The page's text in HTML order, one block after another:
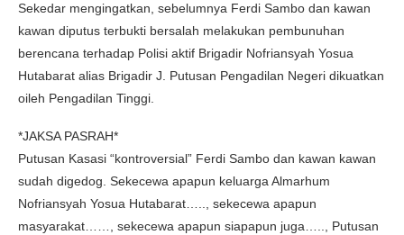
Sekedar mengingatkan, sebelumnya Ferdi Sambo dan kawan
kawan diputus terbukti bersalah melakukan pembunuhan
berencana terhadap Polisi aktif Brigadir Nofriansyah Yosua
Hutabarat alias Brigadir J. Putusan Pengadilan Negeri dikuatkan
oileh Pengadilan Tinggi.
*JAKSA PASRAH*
Putusan Kasasi “kontroversial” Ferdi Sambo dan kawan kawan
sudah digedog. Sekecewa apapun keluarga Almarhum
Nofriansyah Yosua Hutabarat….., sekecewa apapun
masyarakat……, sekecewa apapun siapapun juga….., Putusan